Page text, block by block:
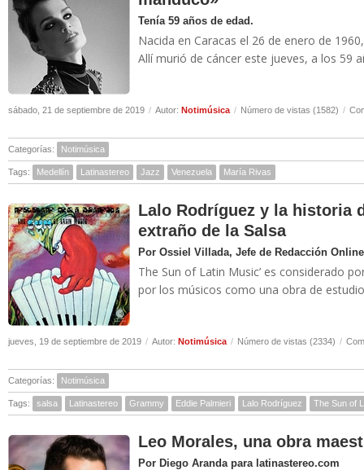
Tenía 59 años de edad.
Nacida en Caracas el 26 de enero de
Allí murió de cáncer este jueves, a los 59
sábado, 21 de septiembre de 2019 / Autor: Notimúsica / Número de vistas (1582) /
Categorías: Notimúsica
Tags: Medellín Latinastereo Jazz Venezuela María Rivas
Lalo Rodríguez y la historia
extraño de la Salsa
Por Ossiel Villada, Jefe de Redacción
The Sun of Latin Music’ es considerado
por los músicos como una obra de
jueves, 19 de septiembre de 2019 / Autor: Notimúsica / Número de vistas (2334) /
Categorías: Notimúsica
Tags: salsa Latinastereo Grammy Eddie Palmieri Lalo Rodríguez The Sun of
Leo Morales, una obra
Por Diego Aranda para latinastereo.com